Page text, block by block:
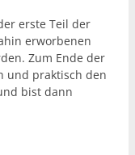
erste Teil der
erworbenen
Zum Ende der
und praktisch den
bist dann